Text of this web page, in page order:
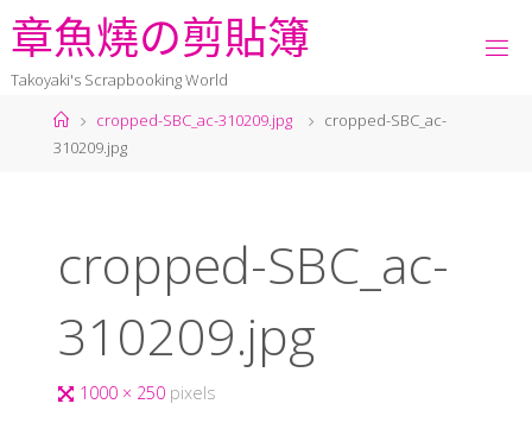
章魚燒の剪貼簿
Takoyaki's Scrapbooking World
cropped-SBC_ac-310209.jpg
cropped-SBC_ac-
310209.jpg
cropped-SBC_ac-
310209.jpg
1000 × 250 pixels